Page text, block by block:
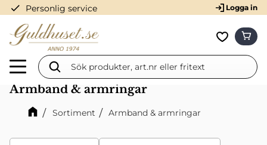
Meny
check Personlig service Logga in
Armband & armringar
Sortiment Armband & armringar